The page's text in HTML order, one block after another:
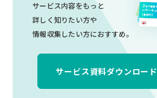
サービス内容をもっと
詳しく知りたい方や
情報収集したい方におすすめ。
サービス資料ダウンロード